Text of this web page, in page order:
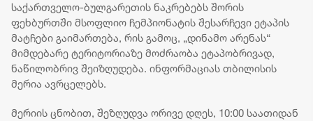
საქართველო-ბულგარეთის ნაკრებებს შორის
ფეხბურთში მსოფლიო ჩემპიონატის შესარჩევი ეტაპის
მატჩები გაიმართება, რის გამოც, „დინამო არენას“
მიმდებარე ტერიტორიაზე მოძრაობა ეტაპობრივად,
ნაწილობრივ შეიზღუდება. ინფორმაციას თბილისის
მერია ავრცელებს.
მერიის ცნობით, შეზღუდვა ორივე დღეს, 10:00 საათიდან